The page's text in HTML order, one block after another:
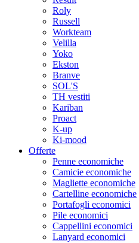
Roly
Russell
Workteam
Velilla
Yoko
Ekston
Branve
SOL'S
TH vestiti
Kariban
Proact
K-up
Ki-mood
Offerte
Penne economiche
Camicie economiche
Magliette economiche
Cartelline economiche
Portafogli economici
Pile economici
Cappellini economici
Lanyard economici